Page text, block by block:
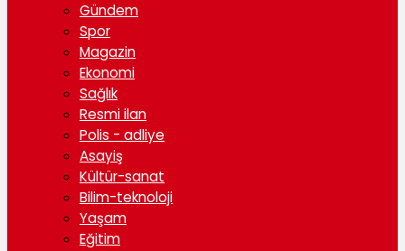
Gündem
Spor
Magazin
Ekonomi
Sağlık
Resmi ilan
Polis - adliye
Asayiş
Kültür-sanat
Bilim-teknoloji
Yaşam
Eğitim